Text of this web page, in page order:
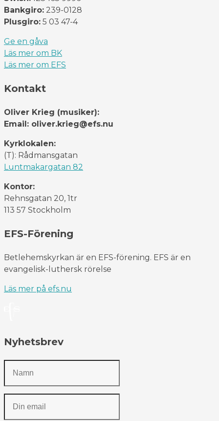
Bankgiro: 239-0128
Plusgiro: 5 03 47-4
Ge en gåva
Läs mer om BK
Läs mer om EFS
Kontakt
Oliver Krieg (musiker):
Email: oliver.krieg@efs.nu
Kyrklokalen:
(T): Rådmansgatan
Luntmakargatan 82
Kontor:
Rehnsgatan 20, 1tr
113 57 Stockholm
EFS-Förening
Betlehemskyrkan är en EFS-förening. EFS är en
evangelisk-luthersk rörelse
Läs mer på efs.nu
Nyhetsbrev